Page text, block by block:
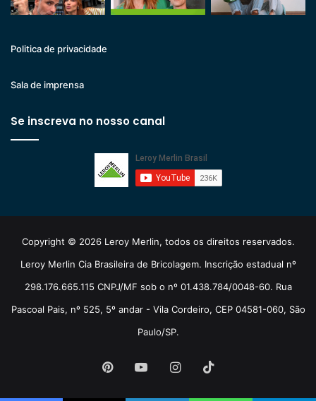
Politica de privacidade
Sala de imprensa
Se inscreva no nosso canal
Copyright © 2026 Leroy Merlin, todos os direitos reservados.
Leroy Merlin Cia Brasileira de Bricolagem. Inscrição estadual nº
298.176.665.115 CNPJ/MF sob o nº 01.438.784/0048-60. Rua
Pascoal Pais, nº 525, 5º andar - Vila Cordeiro, CEP 04581-060, São
Paulo/SP.
PinterestYouTubeInstagram